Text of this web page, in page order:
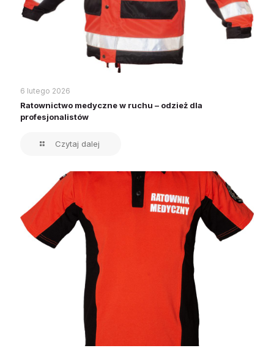
6 lutego 2026
Ratownictwo medyczne w ruchu – odzież dla
profesjonalistów
Czytaj dalej